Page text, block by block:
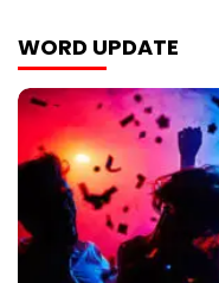
WORD UPDATE